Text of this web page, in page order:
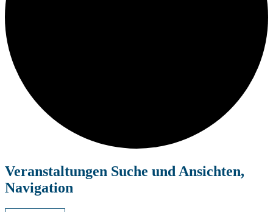
Veranstaltungen
Veranstaltungen Suche und Ansichten,
Navigation